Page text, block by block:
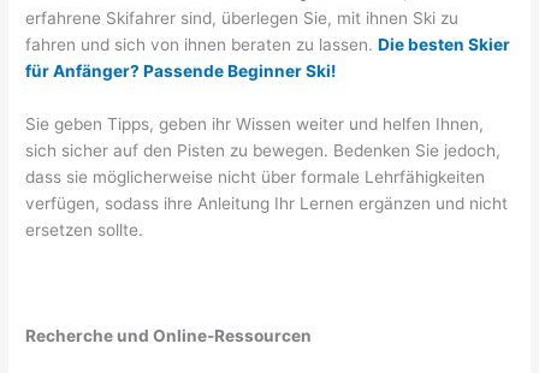
erfahrene Skifahrer sind, überlegen Sie, mit ihnen Ski zu
fahren und sich von ihnen beraten zu lassen.Die besten Skier
für Anfänger? Passende Beginner Ski!
Sie geben Tipps, geben ihr Wissen weiter und helfen Ihnen,
sich sicher auf den Pisten zu bewegen. Bedenken Sie jedoch,
dass sie möglicherweise nicht über formale Lehrfähigkeiten
verfügen, sodass ihre Anleitung Ihr Lernen ergänzen und nicht
ersetzen sollte.
Recherche und Online-Ressourcen